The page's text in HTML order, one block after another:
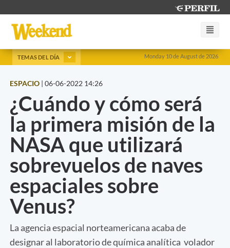
Monday 10 de August de 2026
TEMAS DEL DÍA
ESPACIO | 06-06-2022 14:26
¿Cuándo y cómo será
la primera misión de la
NASA que utilizará
sobrevuelos de naves
espaciales sobre
Venus?
La agencia espacial norteamericana acaba de
designar al laboratorio de química analítica volador